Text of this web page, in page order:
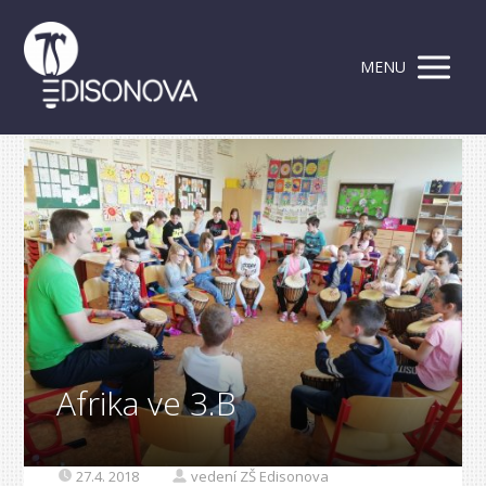
MENU
Afrika ve 3.B
27.4. 2018
vedení ZŠ Edisonova